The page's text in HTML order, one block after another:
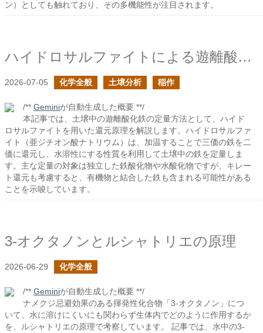
ン）としても触れており、その多機能性が注目されます。
ハイドロサルファイトによる遊離酸化鉄の定量
2026-07-05 化学全般 土壌分析 稲作
/** Geminiが自動生成した概要 **/
本記事では、土壌中の遊離酸化鉄の定量方法として、ハイド
ロサルファイトを用いた還元原理を解説します。ハイドロサルファ
イト（亜ジチオン酸ナトリウム）は、加温することで三価の鉄を二
価に還元し、水溶性にする性質を利用して土壌中の鉄を定量しま
す。主な定量の対象は独立した鉄酸化物や水酸化物ですが、キレー
ト還元も考慮すると、有機物と結合した鉄も含まれる可能性がある
ことを示唆しています。
3-オクタノンとルシャトリエの原理
2026-06-29 化学全般
/** Geminiが自動生成した概要 **/
ナメクジ忌避効果のある揮発性化合物「3-オクタノン」につ
いて、水に溶けにくいにも関わらず生体内でどのように作用するか
を、ルシャトリエの原理で考察しています。 記事では、水中の3-